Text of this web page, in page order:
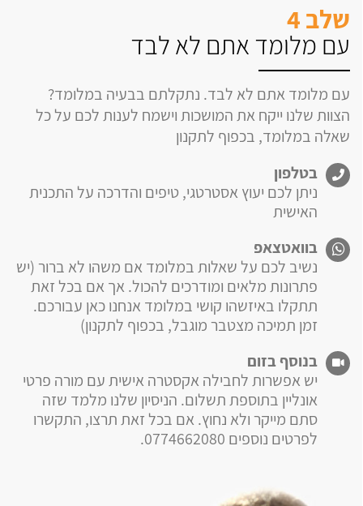
שלב 4
עם מלומד אתם לא לבד
עם מלומד אתם לא לבד. נתקלתם בבעיה במלומד?
הצוות שלנו ייקח את המושכות וישמח לענות לכם על כל
שאלה במלומד, בכפוף לתקנון
בטלפון
ניתן לכם יעוץ אסטרטגי, טיפים והדרכה על התכנית
האישית
בוואטצאפ
נשיב לכם על שאלות במלומד אם משהו לא ברור (יש
פתרונות מלאים ומודרכים להכול. אך אם בכל זאת
תתקלו באיזשהו קושי במלומד אנחנו כאן עבורכם.
זמן תמיכה מצטבר מוגבל, בכפוף לתקנון)
בנוסף בזום
יש אפשרות לחבילה אקסטרה אישית עם מורה פרטי
אונליין בתוספת תשלום. הניסיון שלנו מלמד שזה
סתם מייקר ולא נחוץ. אם בכל זאת תרצו, התקשרו
לפרטים נוספים 0774662080.